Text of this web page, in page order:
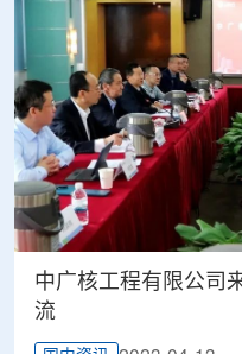
中广核工程有限公司
流